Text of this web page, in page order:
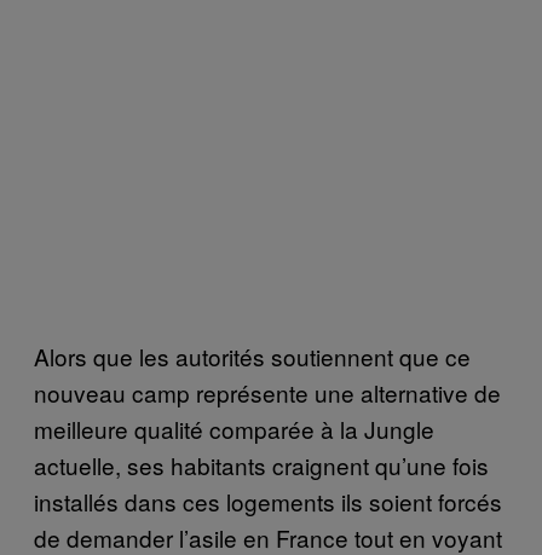
Alors que les autorités soutiennent que ce
nouveau camp représente une alternative de
meilleure qualité comparée à la Jungle
actuelle, ses habitants craignent qu’une fois
installés dans ces logements ils soient forcés
de demander l’asile en France tout en voyant